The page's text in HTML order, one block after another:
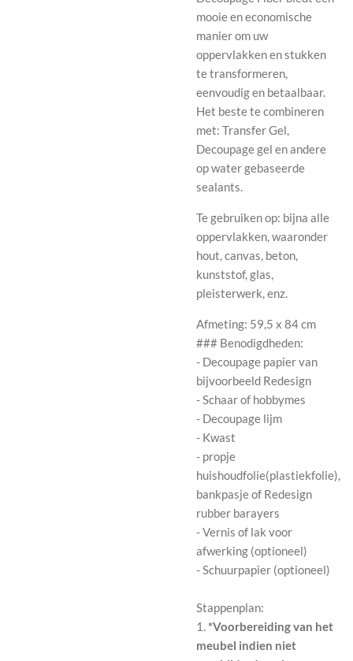
mooie en economische
manier om uw
oppervlakken en stukken
te transformeren,
eenvoudig en betaalbaar.
Het beste te combineren
met: Transfer Gel,
Decoupage gel en andere
op water gebaseerde
sealants.
Te gebruiken op: bijna alle
oppervlakken, waaronder
hout, canvas, beton,
kunststof, glas,
pleisterwerk, enz.
Afmeting: 59,5 x 84 cm
### Benodigdheden:
- Decoupage papier van
bijvoorbeeld Redesign
- Schaar of hobbymes
- Decoupage lijm
- Kwast
- propje
huishoudfolie(plastiekfolie),
bankpasje of Redesign
rubber barayers
- Vernis of lak voor
afwerking (optioneel)
- Schuurpapier (optioneel)
Stappenplan:
1.*Voorbereiding van het
meubel indien niet